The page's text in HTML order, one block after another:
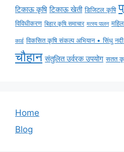
टिकाऊ कृषि टिकाऊ खेती डिजिटल कृषि
विविधीकरण बिहार कृषि समाचार मत्स्य पालन
कार्ड विकसित कृषि संकल्प अभियान • सिंधु
चौहान संतुलित उर्वरक उपयोग सतत
Home
Blog